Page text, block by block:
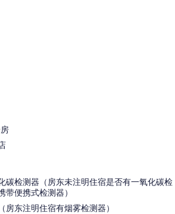
碳检测器（房东未注明住宿是否有一氧化碳检
带便携式检测器）
房东注明住宿有烟雾检测器）